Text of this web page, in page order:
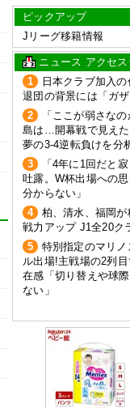
ピックアップ
Jリーグ移籍情報
ニュース アクセ
1
日本クラブ加入
退団の背景には「ガ
2
「ここが弱さな
島は…開幕戦で見え
夢の3-4逆転負けを分
3
「4年に1回だと
吐露。W杯出場への
分からない」
4
柏、清水、福岡
戦力アップ J1全20ク
5
特別指定のマリ
ル出場!主戦場の2列
在感「切り替えや球
ない」